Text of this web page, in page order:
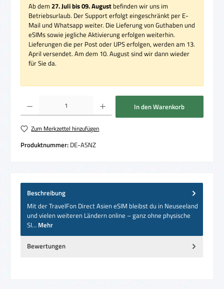
Ab dem 27. Juli bis 09. August befinden wir uns im
Betriebsurlaub. Der Support erfolgt eingeschränkt per E-
Mail und Whatsapp weiter. Die Lieferung von Guthaben und
eSIMs sowie jegliche Aktivierung erfolgen weiterhin.
Lieferungen die per Post oder UPS erfolgen, werden am 13.
April versendet. Am dem 10. August sind wir dann wieder
für Sie da.
Produkt Anzahl: Gib den gewünschten Wert ein oder benutze die Schaltflächen um
In den Warenkorb
Zum Merkzettel hinzufügen
Produktnummer: DE-ASNZ
Beschreibung
Mit der TravelFon Direct Asien eSIM bleibst du in Neuseeland
und vielen weiteren Ländern online – ganz ohne physische
SI… Mehr
Bewertungen